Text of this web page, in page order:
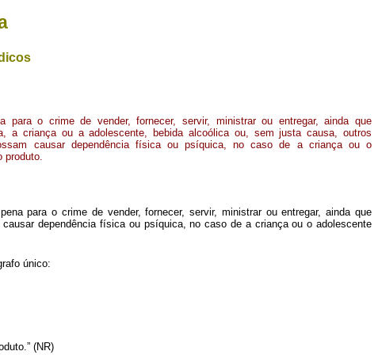
para o crime de vender, fornecer, servir, ministrar ou entregar, ainda que
a criança ou a adolescente, bebida alcoólica ou, sem justa causa, outros
causar dependência física ou psíquica, no caso de a criança ou o
produto.
para o crime de vender, fornecer, servir, ministrar ou entregar, ainda que
dependência física ou psíquica, no caso de a criança ou o adolescente
único:
(NR)